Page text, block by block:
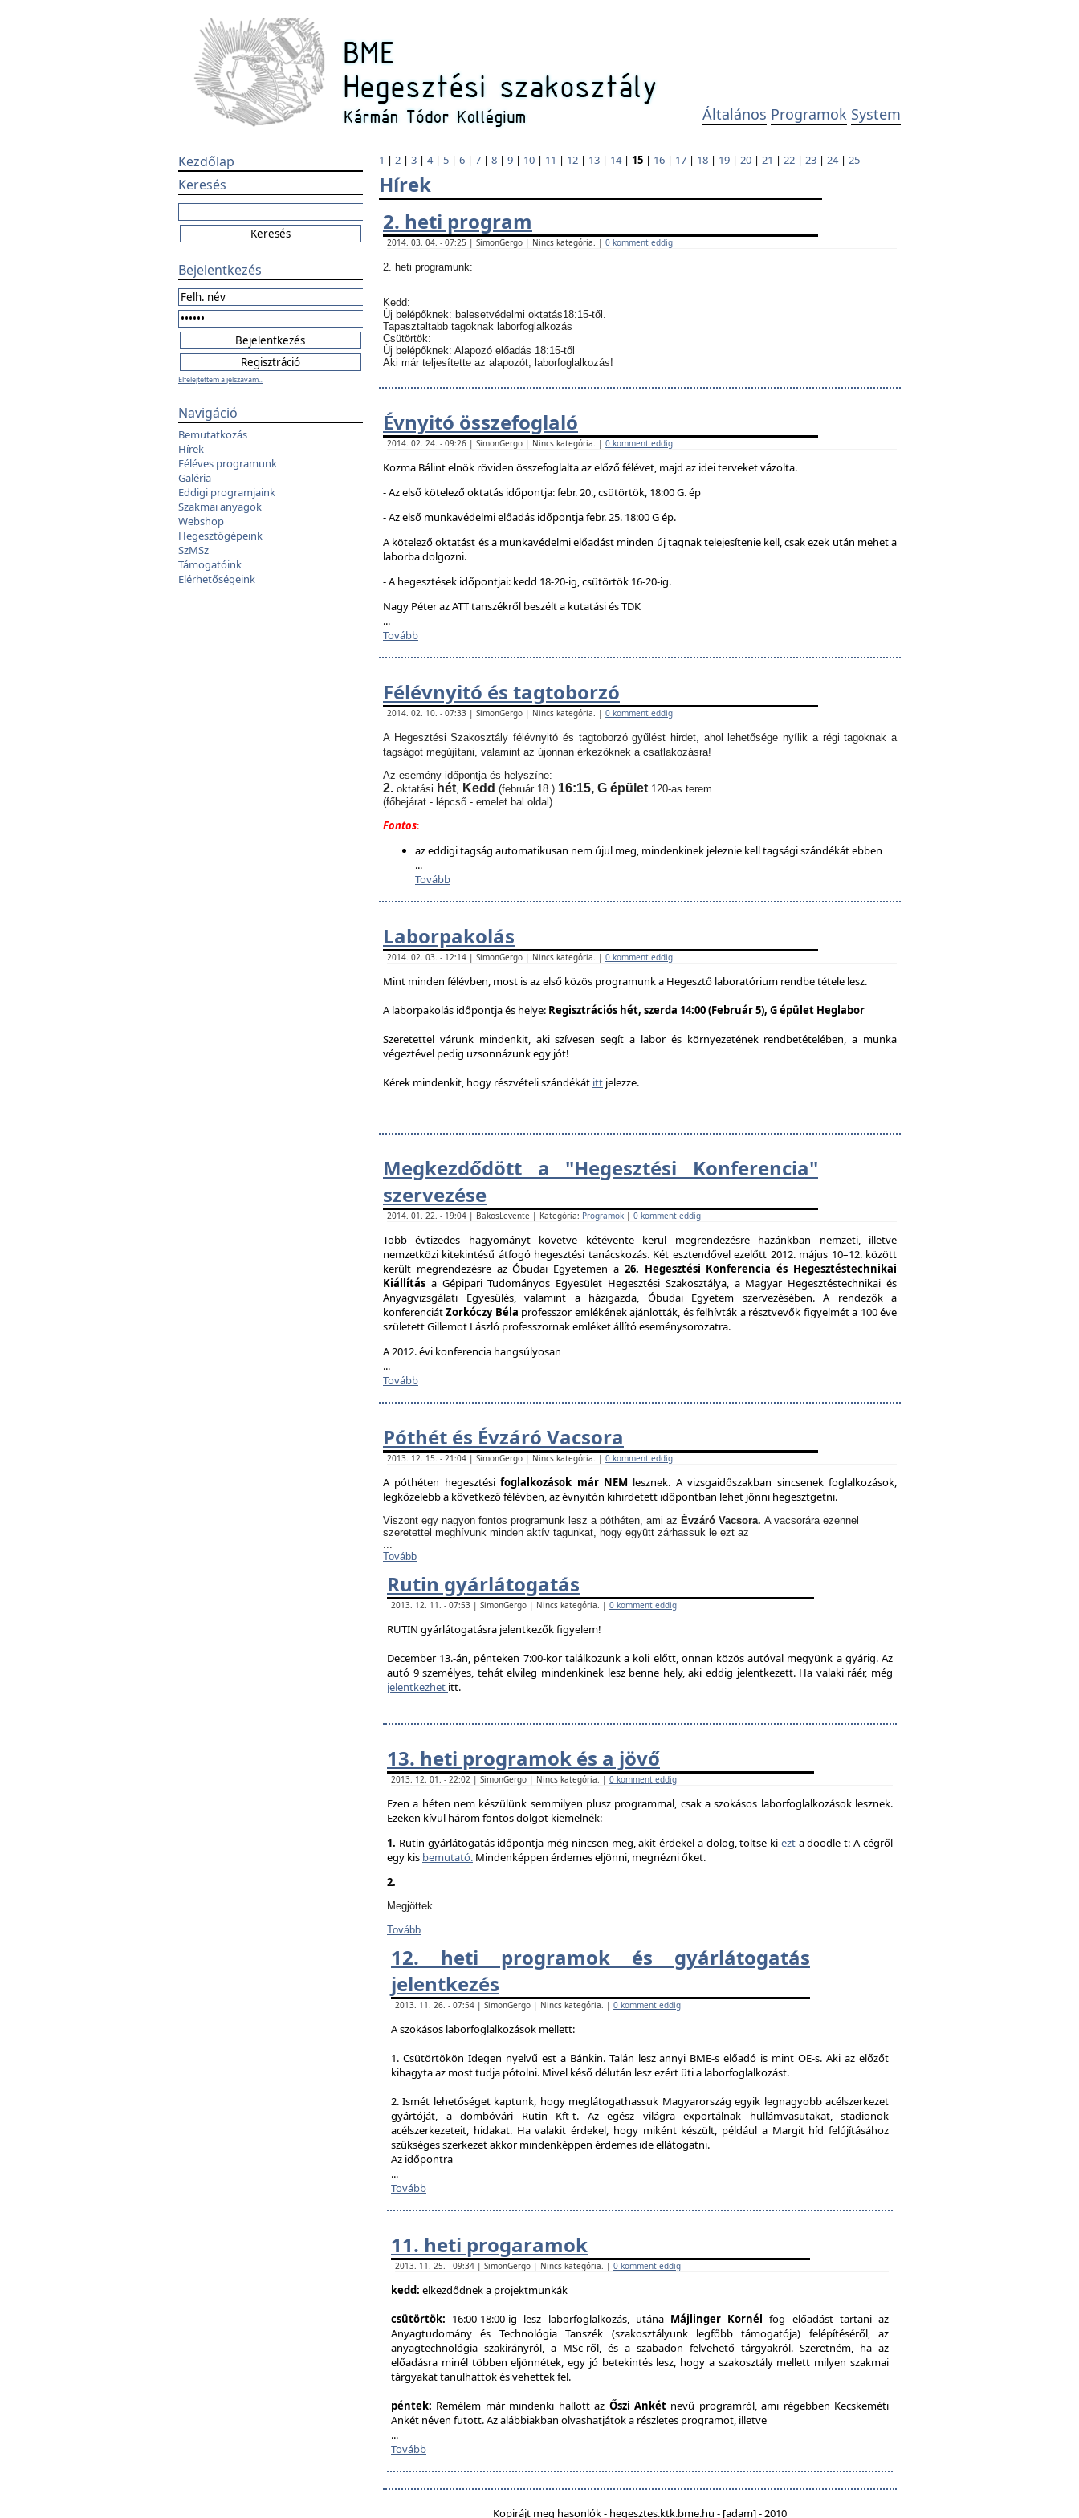
Általános Programok System
Kezdőlap
Keresés
Bejelentkezés
Elfelejtettem a jelszavam...
Navigáció
Bemutatkozás
Hírek
Féléves programunk
Galéria
Eddigi programjaink
Szakmai anyagok
Webshop
Hegesztőgépeink
SzMSz
Támogatóink
Elérhetőségeink
1 | 2 | 3 | 4| 5 | 6 | 7 | 8 | 9 | 10 | 11 | 12 | 13 | 14| 15 | 16 | 17 | 18 | 19 | 20 | 21 | 22 | 23 | 24| 25
Hírek
2. heti program
2014. 03. 04. - 07:25 | SimonGergo | Nincs kategória. | 0 komment eddig
2. heti programunk:
Kedd:
Új belépőknek: balesetvédelmi oktatás18:15-től.
Tapasztaltabb tagoknak laborfoglalkozás
Csütörtök:
Új belépőknek: Alapozó előadás 18:15-től
Aki már teljesítette az alapozót, laborfoglalkozás!
Évnyitó összefoglaló
2014. 02. 24. - 09:26 | SimonGergo | Nincs kategória. | 0 komment eddig
Kozma Bálint elnök röviden összefoglalta az előző félévet, majd az idei terveket vázolta.
- Az első kötelező oktatás időpontja: febr. 20., csütörtök, 18:00 G. ép
- Az első munkavédelmi előadás időpontja febr. 25. 18:00 G ép.
A kötelező oktatást és a munkavédelmi előadást minden új tagnak telejesítenie kell, csak ezek után mehet a
laborba dolgozni.
- A hegesztések időpontjai: kedd 18-20-ig, csütörtök 16-20-ig.
Nagy Péter az ATT tanszékről beszélt a kutatási és TDK
...
Tovább
Félévnyitó és tagtoborzó
2014. 02. 10. - 07:33 | SimonGergo | Nincs kategória. | 0 komment eddig
A Hegesztési Szakosztály félévnyitó és tagtoborzó gyűlést hirdet, ahol lehetősége nyílik a régi tagoknak a
tagságot megújítani, valamint az újonnan érkezőknek a csatlakozásra!
Az esemény időpontja és helyszíne:
2. oktatási hét, Kedd (február 18.) 16:15, G épület120-as terem
(főbejárat - lépcső - emelet bal oldal)
Fontos:
az eddigi tagság automatikusan nem újul meg, mindenkinek jeleznie kell tagsági szándékát ebben
...
Tovább
Laborpakolás
2014. 02. 03. - 12:14 | SimonGergo | Nincs kategória. | 0 komment eddig
Mint minden félévben, most is az első közös programunk a Hegesztő laboratórium rendbe tétele lesz.
A laborpakolás időpontja és helye: Regisztrációs hét, szerda 14:00 (Február 5), G épület Heglabor
Szeretettel várunk mindenkit, aki szívesen segít a labor és környezetének rendbetételében, a munka
végeztével pedig uzsonnázunk egy jót!
Kérek mindenkit, hogy részvételi szándékát itt jelezze.
Megkezdődött a "Hegesztési Konferencia"
szervezése
2014. 01. 22. - 19:04 | BakosLevente | Kategória: Programok | 0 komment eddig
Több évtizedes hagyományt követve kétévente kerül megrendezésre hazánkban nemzeti, illetve
nemzetközi kitekintésű átfogó hegesztési tanácskozás. Két esztendővel ezelőtt 2012. május 10–12. között
került megrendezésre az Óbudai Egyetemen a 26. Hegesztési Konferencia és Hegesztéstechnikai
Kiállítás a Gépipari Tudományos Egyesület Hegesztési Szakosztálya, a Magyar Hegesztéstechnikai és
Anyagvizsgálati Egyesülés, valamint a házigazda, Óbudai Egyetem szervezésében. A rendezők a
konferenciátZorkóczy Béla professzor emlékének ajánlották, és felhívták a résztvevők figyelmét a 100 éve
született Gillemot László professzornak emléket állító eseménysorozatra.
A 2012. évi konferencia hangsúlyosan
...
Tovább
Póthét és Évzáró Vacsora
2013. 12. 15. - 21:04 | SimonGergo | Nincs kategória. | 0 komment eddig
A póthéten hegesztésifoglalkozások már NEM lesznek. A vizsgaidőszakban sincsenek foglalkozások,
legközelebb a következő félévben, az évnyitón kihirdetett időpontban lehet jönni hegesztgetni.
Viszont egy nagyon fontos programunk lesz a póthéten, ami az Évzáró Vacsora. A vacsorára ezennel
szeretettel meghívunk minden aktív tagunkat, hogy együtt zárhassuk le ezt az
...
Tovább
Rutin gyárlátogatás
2013. 12. 11. - 07:53 | SimonGergo | Nincs kategória. | 0 komment eddig
RUTIN gyárlátogatásra jelentkezők figyelem!
December 13.-án, pénteken 7:00-kor találkozunk a koli előtt, onnan közös autóval megyünk a gyárig. Az
autó 9 személyes, tehát elvileg mindenkinek lesz benne hely, aki eddig jelentkezett. Ha valaki ráér, még
jelentkezhet itt.
13. heti programok és a jövő
2013. 12. 01. - 22:02 | SimonGergo | Nincs kategória. | 0 komment eddig
Ezen a héten nem készülünk semmilyen plusz programmal, csak a szokásos laborfoglalkozások lesznek.
Ezeken kívül három fontos dolgot kiemelnék:
1. Rutin gyárlátogatás időpontja még nincsen meg, akit érdekel a dolog, töltse ki ezt a doodle-t: A cégről
egy kis bemutató. Mindenképpen érdemes eljönni, megnézni őket.
2.
Megjöttek
...
Tovább
12. heti programok és gyárlátogatás
jelentkezés
2013. 11. 26. - 07:54 | SimonGergo | Nincs kategória. | 0 komment eddig
A szokásos laborfoglalkozások mellett:
1. Csütörtökön Idegen nyelvű est a Bánkin. Talán lesz annyi BME-s előadó is mint OE-s. Aki az előzőt
kihagyta az most tudja pótolni. Mivel késő délután lesz ezért üti a laborfoglalkozást.
2. Ismét lehetőséget kaptunk, hogy meglátogathassuk Magyarország egyik legnagyobb acélszerkezet
gyártóját, a dombóvári Rutin Kft-t. Az egész világra exportálnak hullámvasutakat, stadionok
acélszerkezeteit, hidakat. Ha valakit érdekel, hogy miként készült, például a Margit híd felújításához
szükséges szerkezet akkor mindenképpen érdemes ide ellátogatni.
Az időpontra
...
Tovább
11. heti progaramok
2013. 11. 25. - 09:34 | SimonGergo | Nincs kategória. | 0 komment eddig
kedd: elkezdődnek a projektmunkák
csütörtök: 16:00-18:00-ig lesz laborfoglalkozás, utána Májlinger Kornél fog előadást tartani az
Anyagtudomány és Technológia Tanszék (szakosztályunk legfőbb támogatója) felépítéséről, az
anyagtechnológia szakirányról, a MSc-ről, és a szabadon felvehető tárgyakról. Szeretném, ha az
előadásra minél többen eljönnétek, egy jó betekintés lesz, hogy a szakosztály mellett milyen szakmai
tárgyakat tanulhattok és vehettek fel.
péntek: Remélem már mindenki hallott az Őszi Ankétnevű programról, ami régebben Kecskeméti
Ankét néven futott. Az alábbiakban olvashatjátok a részletes programot, illetve
...
Tovább
Kopirájt meg hasonlók - hegesztes.ktk.bme.hu - [adam] - 2010